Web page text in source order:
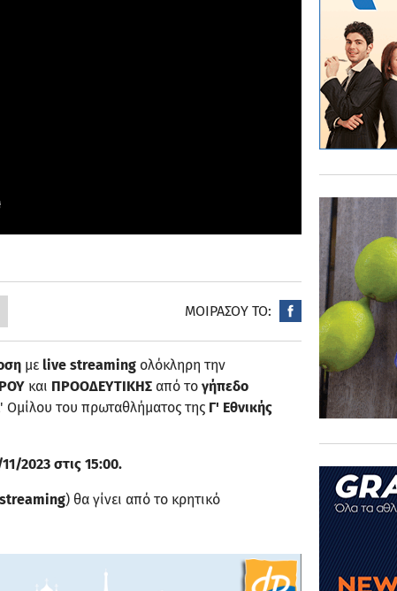
ΜΟΙΡΑΣΟΥ ΤΟ:
με live streaming ολόκληρη την
και ΠΡΟΟΔΕΥΤΙΚΗΣ από το γήπεδο
Ομίλου του πρωταθλήματος της Γ' Εθνικής
2023 στις 15:00.
) θα γίνει από το κρητικό